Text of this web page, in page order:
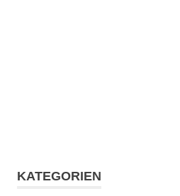
KATEGORIEN